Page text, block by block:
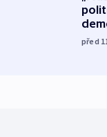
před